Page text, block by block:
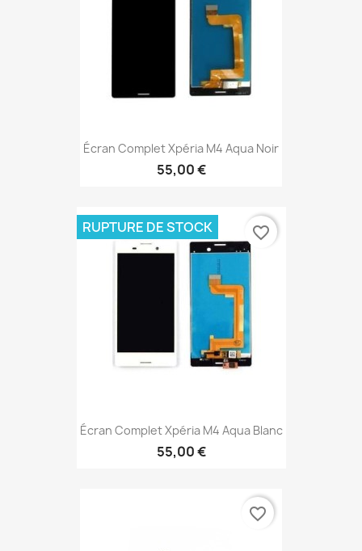
Écran Complet Xpéria M4 Aqua Noir
55,00 €
Écran Complet Xpéria M4 Aqua Blanc
55,00 €
RUPTURE DE STOCK favorite_border
favorite_border